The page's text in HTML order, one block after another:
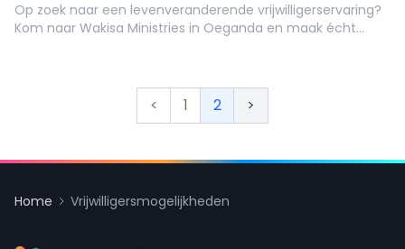
Op zoek naar een levenveranderende vrijwilligerservaring?
Kom naar Wakisa Ministries in Oeganda en maak écht
< 1 2 >
Home Vrijwilligersmogelijkheden